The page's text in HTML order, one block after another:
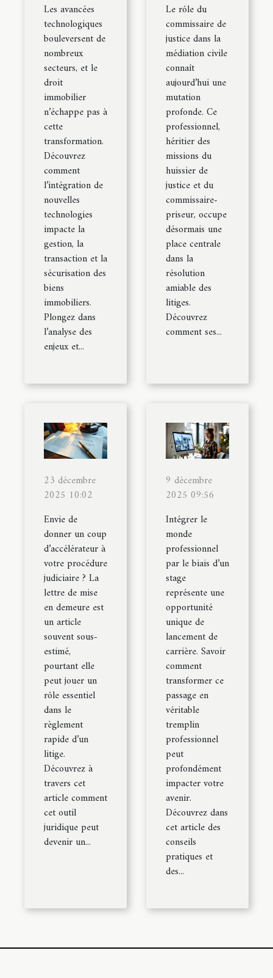
Les avancées
technologiques
bouleversent de
nombreux
secteurs, et le
droit
immobilier
n’échappe pas à
cette
transformation.
Découvrez
comment
l’intégration de
nouvelles
technologies
impacte la
gestion, la
transaction et la
sécurisation des
biens
immobiliers.
Plongez dans
l’analyse des
enjeux et...
Le rôle du
commissaire de
justice dans la
médiation civile
connaît
aujourd’hui une
mutation
profonde. Ce
professionnel,
héritier des
missions du
huissier de
justice et du
commissaire-
priseur, occupe
désormais une
place centrale
dans la
résolution
amiable des
litiges.
Découvrez
comment ses...
23 décembre
2025 10:02
Envie de
donner un coup
d’accélérateur à
votre procédure
judiciaire ? La
lettre de mise
en demeure est
un article
souvent sous-
estimé,
pourtant elle
peut jouer un
rôle essentiel
dans le
règlement
rapide d’un
litige.
Découvrez à
travers cet
article comment
cet outil
juridique peut
devenir un...
9 décembre
2025 09:56
Intégrer le
monde
professionnel
par le biais d’un
stage
représente une
opportunité
unique de
lancement de
carrière. Savoir
comment
transformer ce
passage en
véritable
tremplin
professionnel
peut
profondément
impacter votre
avenir.
Découvrez dans
cet article des
conseils
pratiques et
des...